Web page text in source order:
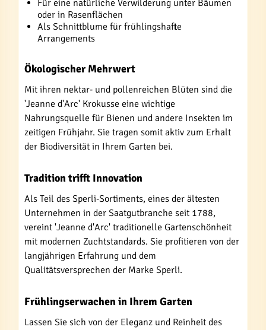
Für eine natürliche Verwilderung unter Bäumen
oder in Rasenflächen
Als Schnittblume für frühlingshafte
Arrangements
Ökologischer Mehrwert
Mit ihren nektar- und pollenreichen Blüten sind die
'Jeanne d'Arc' Krokusse eine wichtige
Nahrungsquelle für Bienen und andere Insekten im
zeitigen Frühjahr. Sie tragen somit aktiv zum Erhalt
der Biodiversität in Ihrem Garten bei.
Tradition trifft Innovation
Als Teil des Sperli-Sortiments, eines der ältesten
Unternehmen in der Saatgutbranche seit 1788,
vereint 'Jeanne d'Arc' traditionelle Gartenschönheit
mit modernen Zuchtstandards. Sie profitieren von der
langjährigen Erfahrung und dem
Qualitätsversprechen der Marke Sperli.
Frühlingserwachen in Ihrem Garten
Lassen Sie sich von der Eleganz und Reinheit des